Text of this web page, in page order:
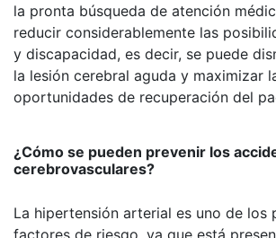
la pronta búsqueda de atención
reducir considerablemente las
y discapacidad, es decir, se puede
la lesión cerebral aguda y maximizar
oportunidades de recuperación del
¿Cómo se pueden prevenir los
cerebrovasculares?
La hipertensión arterial es uno de los